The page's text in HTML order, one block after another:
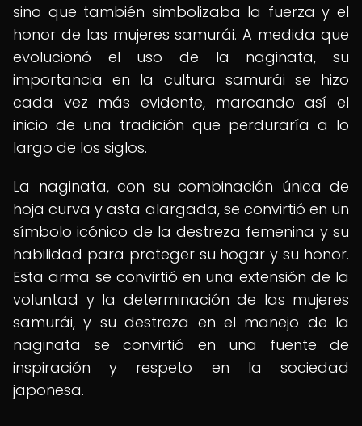
sino que también simbolizaba la fuerza y el
honor de las mujeres samurái. A medida que
evolucionó el uso de la naginata, su
importancia en la cultura samurái se hizo
cada vez más evidente, marcando así el
inicio de una tradición que perduraría a lo
largo de los siglos.
La naginata, con su combinación única de
hoja curva y asta alargada, se convirtió en un
símbolo icónico de la destreza femenina y su
habilidad para proteger su hogar y su honor.
Esta arma se convirtió en una extensión de la
voluntad y la determinación de las mujeres
samurái, y su destreza en el manejo de la
naginata se convirtió en una fuente de
inspiración y respeto en la sociedad
japonesa.